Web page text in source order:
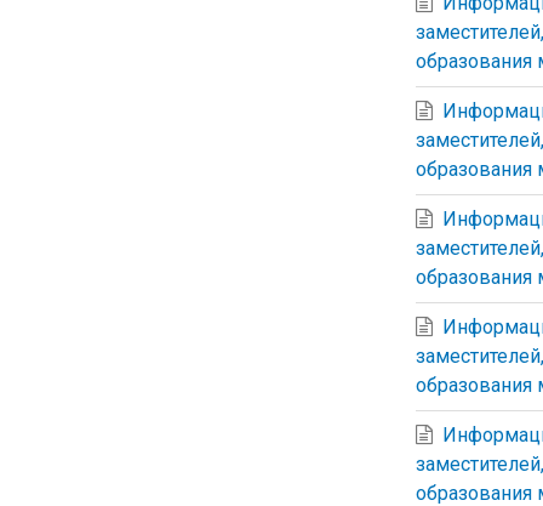
образования
образования
образования
образования
образования